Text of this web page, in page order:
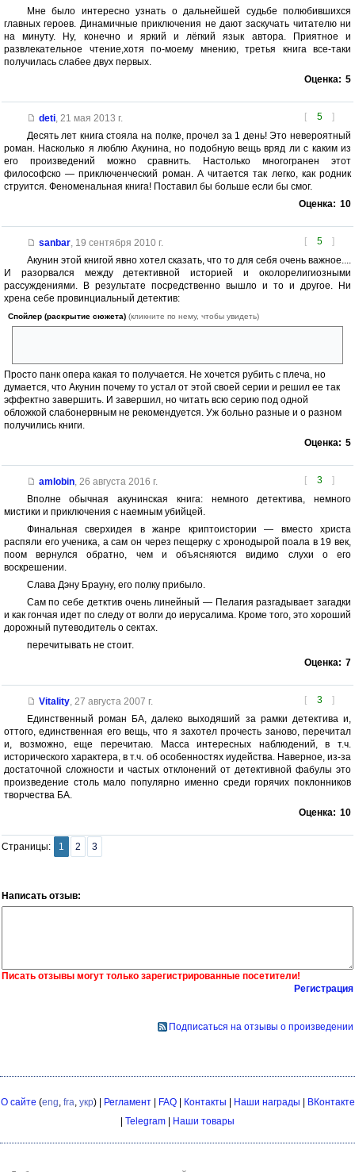
Мне было интересно узнать о дальнейшей судьбе полюбившихся
главных героев. Динамичные приключения не дают заскучать читателю ни
на минуту. Ну, конечно и яркий и лёгкий язык автора. Приятное и
развлекательное чтение,хотя по-моему мнению, третья книга все-таки
получилась слабее двух первых.
Оценка: 5
[ 5 ]
deti, 21 мая 2013 г.
Десять лет книга стояла на полке, прочел за 1 день! Это невероятный
роман. Насколько я люблю Акунина, но подобную вещь вряд ли с каким из
его произведений можно сравнить. Настолько многогранен этот
философско — приключенческий роман. А читается так легко, как родник
струится. Феноменальная книга! Поставил бы больше если бы смог.
Оценка: 10
[ 5 ]
sanbar, 19 сентября 2010 г.
Акунин этой книгой явно хотел сказать, что то для себя очень важное....
И разорвался между детективной историей и околорелигиозными
рассуждениями. В результате посредственно вышло и то и другое. Ни
хрена себе провинциальный детектив:
Спойлер (раскрытие сюжета) (кликните по нему, чтобы увидеть)
Просто панк опера какая то получается. Не хочется рубить с плеча, но
думается, что Акунин почему то устал от этой своей серии и решил ее так
эффектно завершить. И завершил, но читать всю серию под одной
обложкой слабонервным не рекомендуется. Уж больно разные и о разном
получились книги.
Оценка: 5
[ 3 ]
amlobin, 26 августа 2016 г.
Вполне обычная акунинская книга: немного детектива, немного
мистики и приключения с наемным убийцей.
Финальная сверхидея в жанре криптоистории — вместо христа
распяли его ученика, а сам он через пещерку с хронодырой поала в 19 век,
поом вернулся обратно, чем и объясняются видимо слухи о его
воскрешении.
Слава Дэну Брауну, его полку прибыло.
Сам по себе детктив очень линейный — Пелагия разгадывает загадки
и как гончая идет по следу от волги до иерусалима. Кроме того, это хороший
дорожный путеводитель о сектах.
перечитывать не стоит.
Оценка: 7
[ 3 ]
Vitality, 27 августа 2007 г.
Единственный роман БА, далеко выходяший за рамки детектива и,
оттого, единственная его вещь, что я захотел прочесть заново, перечитал
и, возможно, еще перечитаю. Масса интересных наблюдений, в т.ч.
исторического характера, в т.ч. об особенностях иудейства. Наверное, из-за
достаточной сложности и частых отклонений от детективной фабулы это
произведение столь мало популярно именно среди горячих поклонников
творчества БА.
Оценка: 10
Страницы: 1 2 3
Написать отзыв:
Писать отзывы могут только зарегистрированные посетители!
Регистрация
Подписаться на отзывы о произведении
О сайте (eng fra укр) | Регламент| FAQ| Контакты | Наши награды | ВКонтакте
| Telegram | Наши товары